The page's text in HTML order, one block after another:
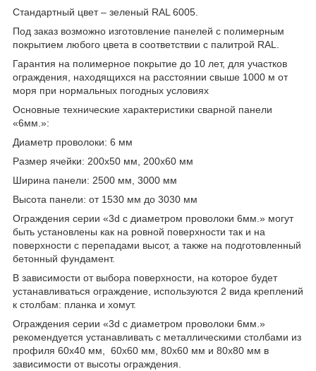
Стандартный цвет – зеленый RAL 6005.
Под заказ возможно изготовление панелей с полимерным
покрытием любого цвета в соответствии с палитрой RAL.
Гарантия на полимерное покрытие до 10 лет, для участков
ограждения, находящихся на расстоянии свыше 1000 м от
моря при нормальных погодных условиях
Основные технические характеристики сварной панели
«6мм.»:
Диаметр проволоки: 6 мм
Размер ячейки: 200х50 мм, 200х60 мм
Ширина панели: 2500 мм, 3000 мм
Высота панели: от 1530 мм до 3030 мм
Ограждения серии «3d c диаметром проволоки 6мм.» могут
быть установлены как на ровной поверхности так и на
поверхности с перепадами высот, а также на подготовленный
бетонный фундамент.
В зависимости от выбора поверхности, на которое будет
устанавливаться ограждение, используются 2 вида креплений
к столбам: планка и хомут.
Ограждения серии «3d c диаметром проволоки 6мм.»
рекомендуется устанавливать с металлическими столбами из
профиля 60х40 мм, 60х60 мм, 80х60 мм и 80х80 мм в
зависимости от высоты ограждения.